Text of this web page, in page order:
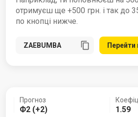
отримуєш ще +500 грн. і так до
по кнопці нижче.
Перейти
Прогноз
Ф2 (+2) 1.59